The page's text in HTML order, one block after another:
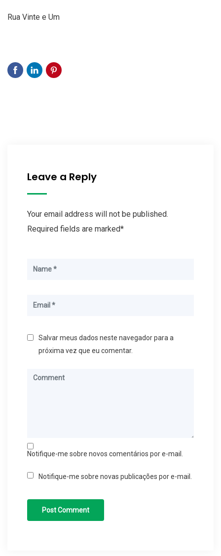
Rua Vinte e Um
Leave a Reply
Your email address will not be published.
Required fields are marked*
Salvar meus dados neste navegador para a
próxima vez que eu comentar.
Notifique-me sobre novos comentários por e-mail.
Notifique-me sobre novas publicações por e-mail.